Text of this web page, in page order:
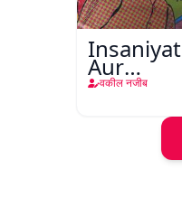
Insaniyat
Aur
Darindagi
वकील नजीब